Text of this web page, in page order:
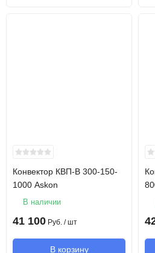
Конвектор КВП-В 300-150-
1000 Askon
В наличии
41 100 Руб. / шт
В корзину